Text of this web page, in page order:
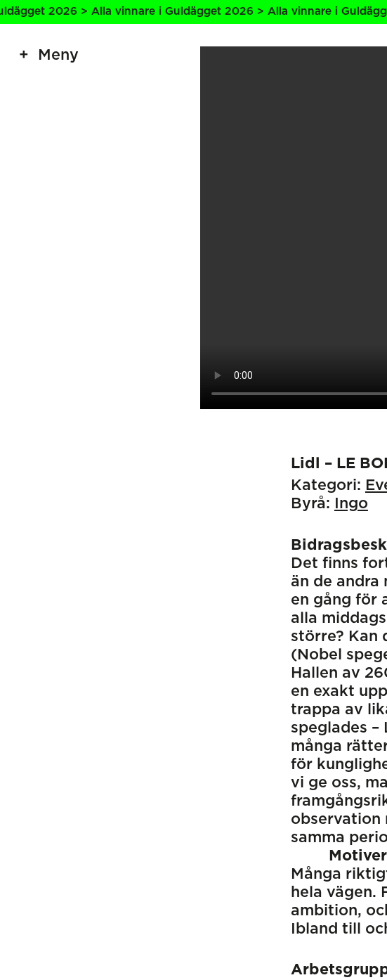
> Alla vinnare i Guldägget 2026 > Alla vinnare i Guldägget
Meny
Lidl – LE
Kategori:
Byrå:
Ingo
Det finns
än de andra
en gång för
alla
större? Kan
(Nobel
Hallen av
en exakt
trappa av
speglades
många
för
vi ge oss,
observation
samma
Många
hela vägen.
ambition,
Ibland till